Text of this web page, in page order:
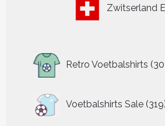
Zwitserland
Retro Voetbalshirts
Voetbalshirts Sale 319